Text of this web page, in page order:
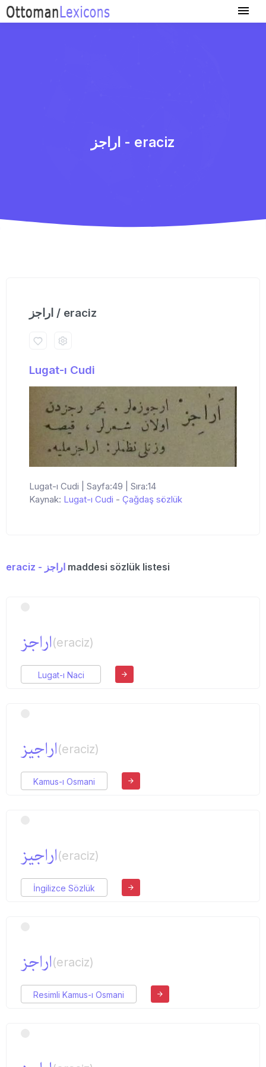
اراجز - eraciz
اراجز / eraciz
Lugat-ı Cudi
Lugat-ı Cudi | Sayfa:49 | Sıra:14
Kaynak: Lugat-ı Cudi - Çağdaş sözlük
eraciz - اراجز maddesi sözlük listesi
اراجز(eraciz)
Lugat-ı Naci
اراجیز(eraciz)
Kamus-ı Osmani
اراجیز(eraciz)
İngilizce Sözlük
اراجز(eraciz)
Resimli Kamus-ı Osmani